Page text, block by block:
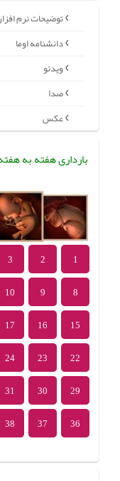
توضیحات نرم
دانشنامه اوما
ویدئو
صدا
عکس
بارداری هفته به
1
2
3
8
9
10
15
16
17
22
23
24
29
30
31
36
37
38